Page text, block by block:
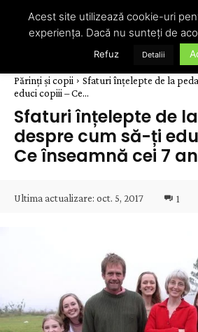
Părinți și copii
Sfaturi înțelepte de la
educi copiii – Ce...
Sfaturi înțelepte de
despre cum să-ți
Ce înseamnă cei 7
Ultima actualizare: oct. 5, 2017 1
Acest site utilizează cookie-uri
experiența. Dacă nu sunteți de
Refuz Detalii